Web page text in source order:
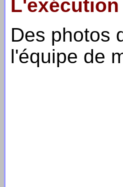
Des photos
l'équipe de